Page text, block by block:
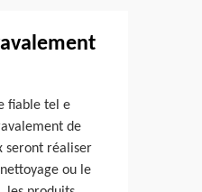
fiable tel e
de
seront réaliser
ou le